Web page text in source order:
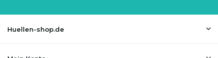
Huellen-shop.de